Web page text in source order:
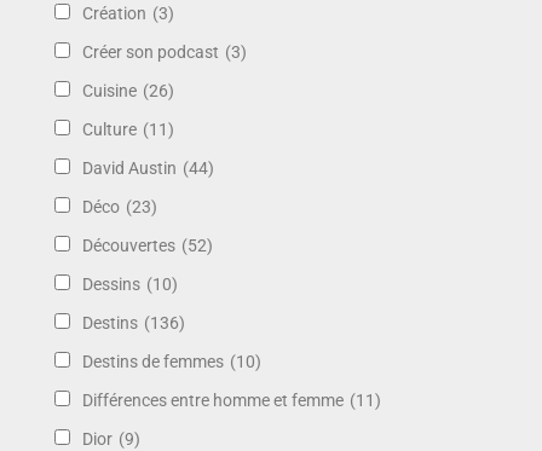
Création (3)
Créer son podcast (3)
Cuisine (26)
Culture (11)
David Austin (44)
Déco (23)
Découvertes (52)
Dessins (10)
Destins (136)
Destins de femmes (10)
Différences entre homme et femme (11)
Dior (9)